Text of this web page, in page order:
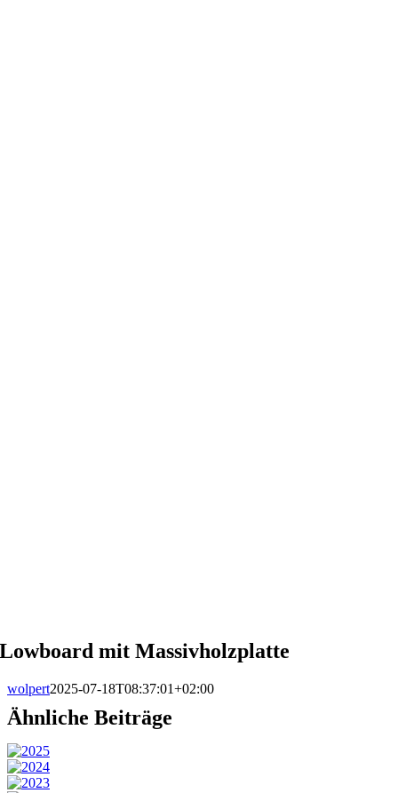
Lowboard mit Massivholzplatte
wolpert2025-07-18T08:37:01+02:00
Ähnliche Beiträge